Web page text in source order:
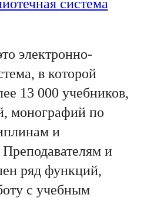
система
электронно-
в которой
13 000 учебников,
монографий по
и
и
ряд функций,
с учебным